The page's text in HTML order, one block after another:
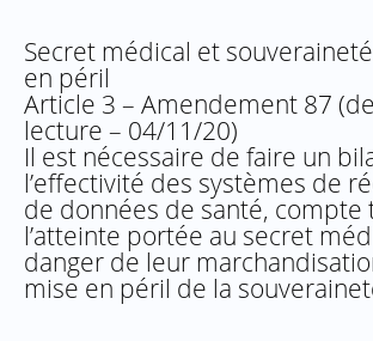
Secret médical et
en péril
Article 3 – Amendement 87
lecture – 04/11/20)
Il est nécessaire de faire un
l’effectivité des systèmes de
de données de santé, compte
l’atteinte portée au secret
danger de leur
mise en péril de la